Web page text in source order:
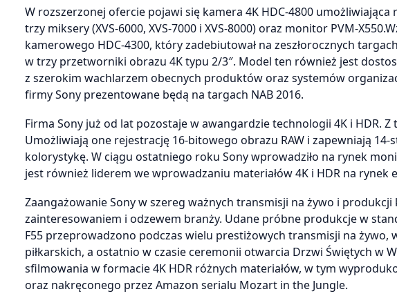
W rozszerzonej ofercie pojawi się kamera 4K HDC-4800
trzy miksery (XVS-6000, XVS-7000 i XVS-8000) oraz monitor PVM-
kamerowego HDC-4300, który zadebiutował na zeszłorocznych
w trzy przetworniki obrazu 4K typu 2/3″. Model ten również jest
z szerokim wachlarzem obecnych produktów oraz systemów
firmy Sony prezentowane będą na targach NAB 2016.
Firma Sony już od lat pozostaje w awangardzie technologii 4K i HDR. Z
Umożliwiają one rejestrację 16-bitowego obrazu RAW i zapewniają
kolorystykę. W ciągu ostatniego roku Sony wprowadziło na rynek
jest również liderem we wprowadzaniu materiałów 4K i HDR na rynek
Zaangażowanie Sony w szereg ważnych transmisji na żywo i
zainteresowaniem i odzewem branży. Udane próbne produkcje w
F55 przeprowadzono podczas wielu prestiżowych transmisji na
piłkarskich, a ostatnio w czasie ceremonii otwarcia Drzwi Świętych w
sfilmowania w formacie 4K HDR różnych materiałów, w tym
oraz nakręconego przez Amazon serialu Mozart in the Jungle.